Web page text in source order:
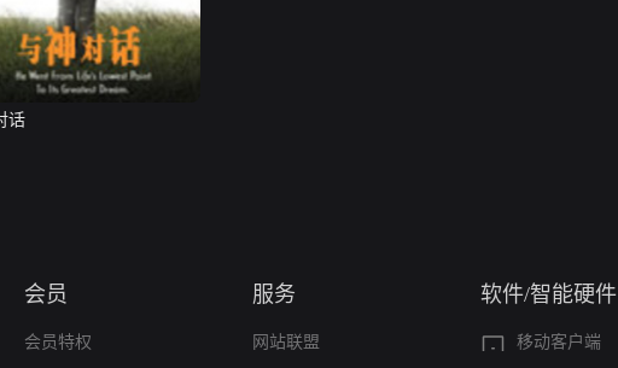
话
会员
会员特权
服务
网站联盟
软件/智能硬件
移动客户端